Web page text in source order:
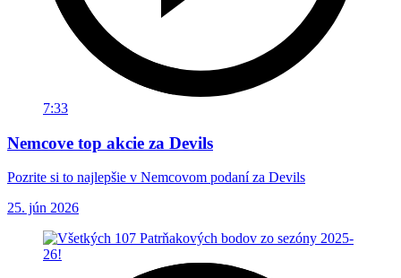
7:33
Nemcove top akcie za Devils
Pozrite si to najlepšie v Nemcovom podaní za Devils
25. jún 2026